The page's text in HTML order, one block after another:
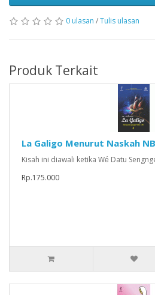
0 ulasan /Tulis ulasan
Produk Terkait
La Galigo Menurut Naskah
Kisah ini diawali ketika Wé Datu
Rp.175.000